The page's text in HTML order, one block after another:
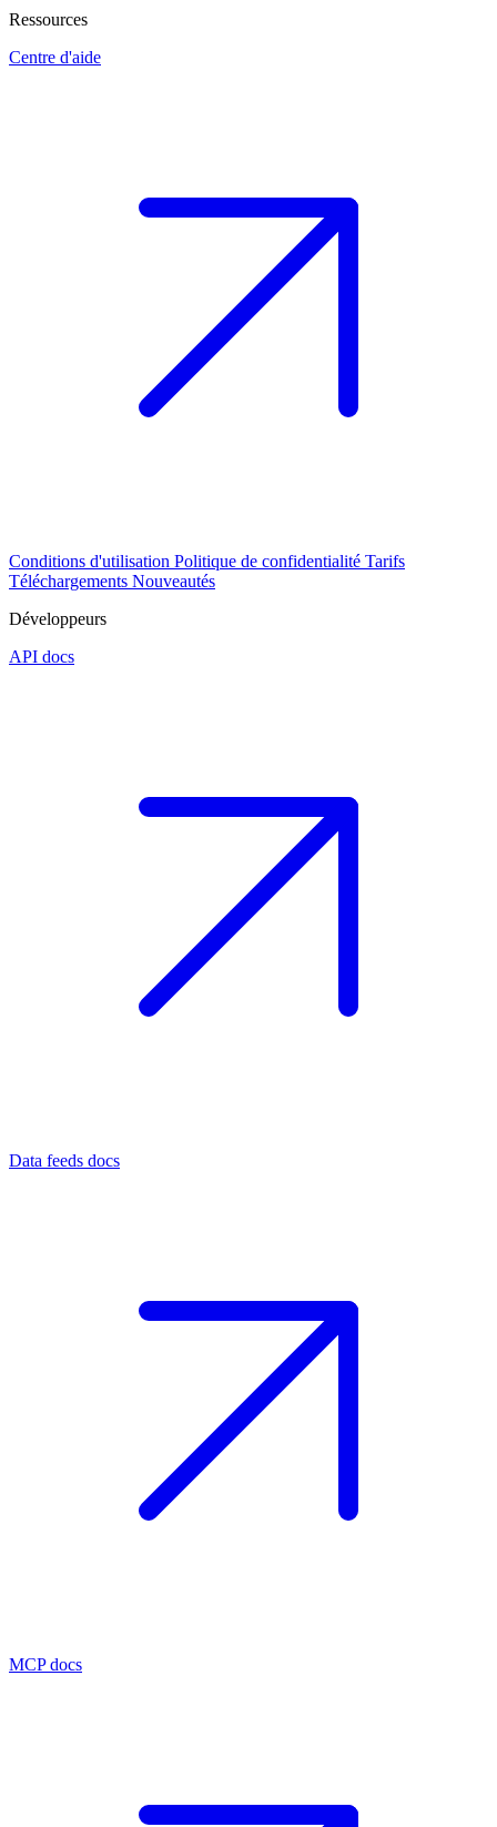
Ressources
Centre d'aide
Conditions d'utilisation Politique de confidentialité Tarifs
Téléchargements Nouveautés
Développeurs
API docs
Data feeds docs
MCP docs